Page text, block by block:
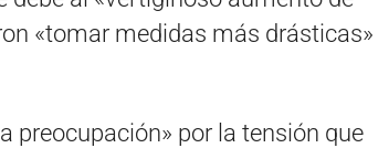
«tomar medidas más drásticas»
preocupación» por la tensión que